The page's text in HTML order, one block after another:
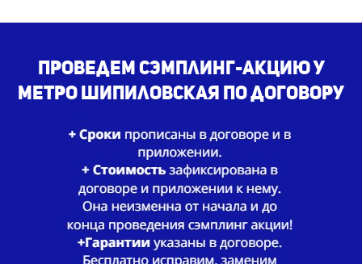
Проведем сэмплинг-акцию у
метро Шипиловская по договору